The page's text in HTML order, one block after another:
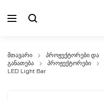
მთავარი
პროჟექტორები და
განათება
პროჟექტორები
LED Light Bar